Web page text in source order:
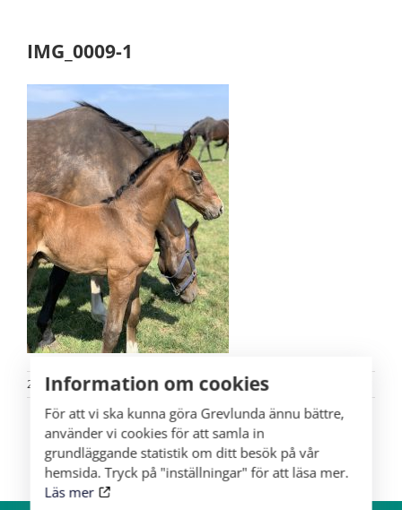
IMG_0009-1
24/05Information om cookies
För att vi ska kunna göra Grevlunda ännu bättre,
använder vi cookies för att samla in
grundläggande statistik om ditt besök på vår
hemsida. Tryck på "inställningar" för att läsa mer.
Läs mer